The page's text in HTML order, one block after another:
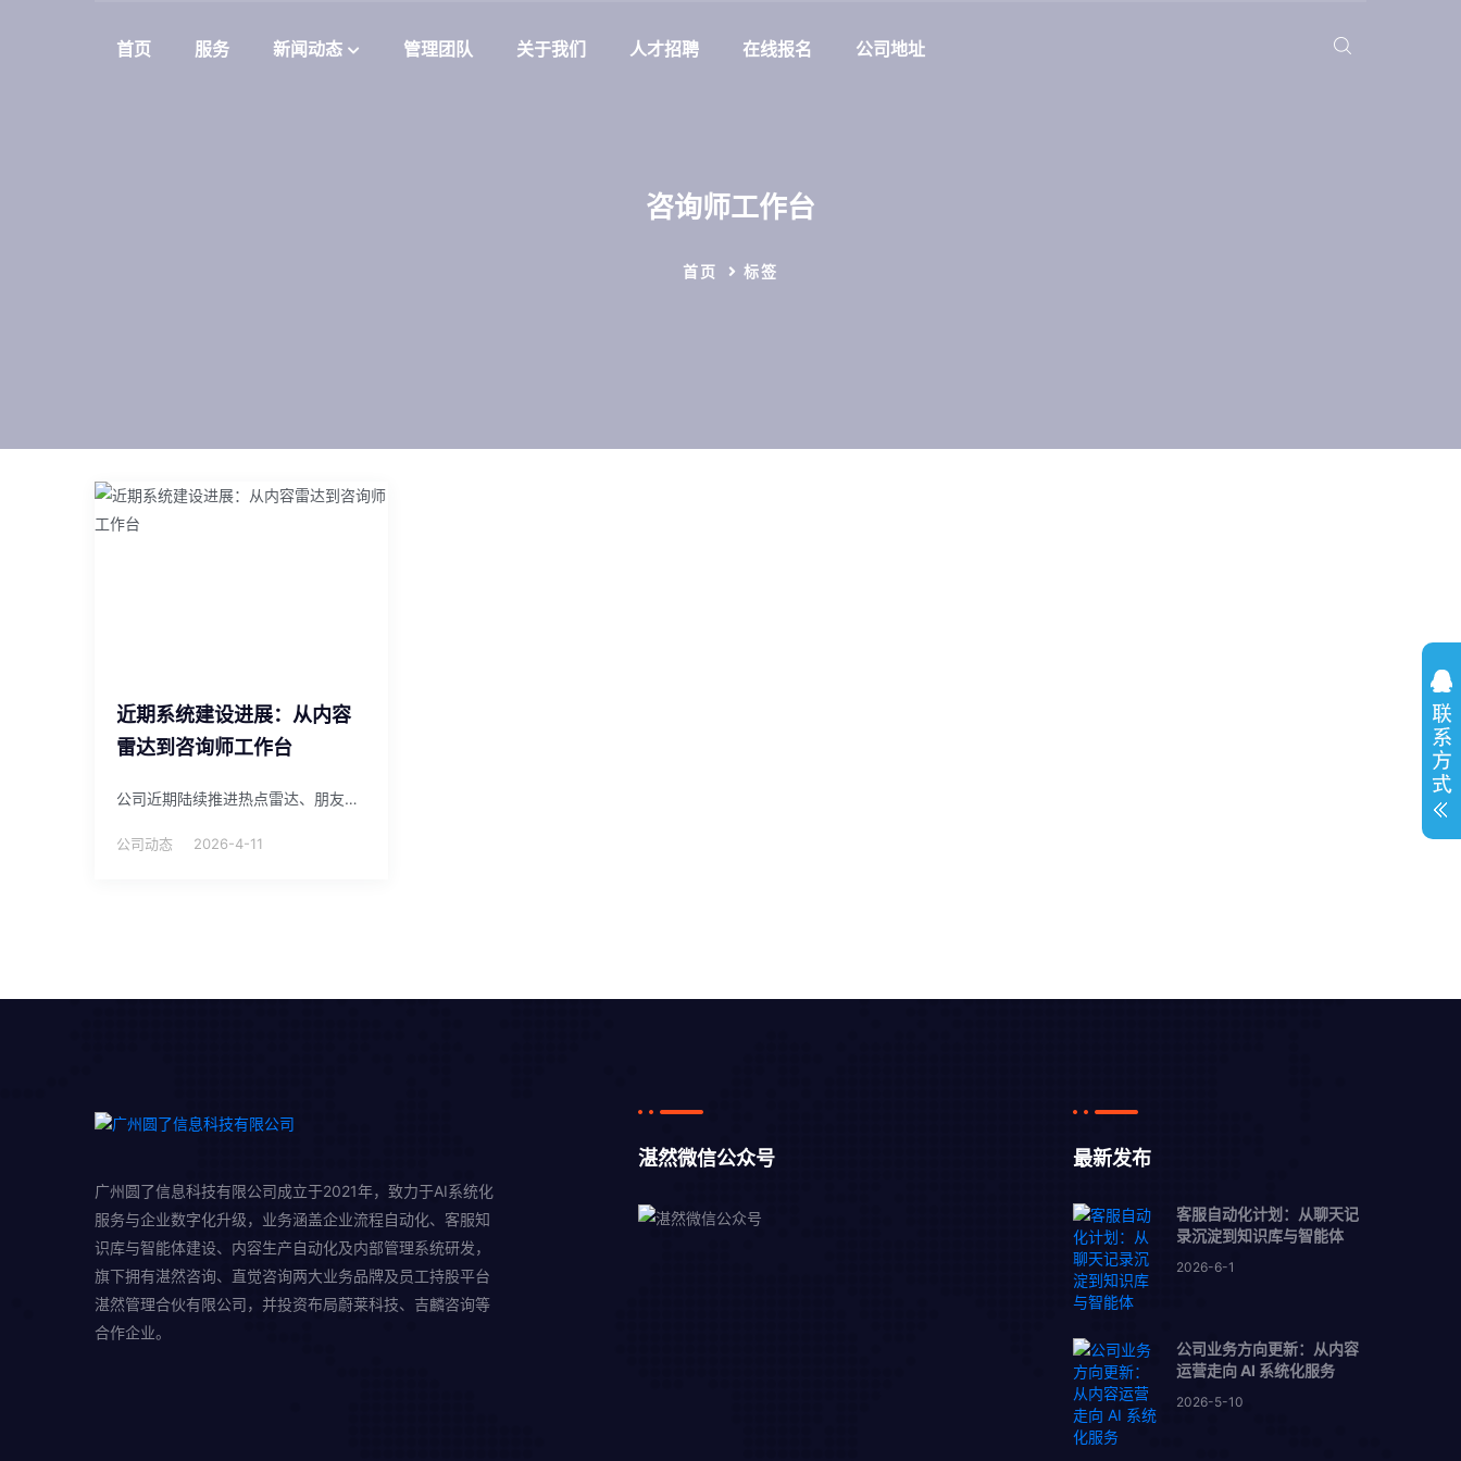
首页 服务 新闻动态 管理团队 关于我们 人才招聘 在线报名 公司地址
咨询师工作台
首页 标签
近期系统建设进展：从内容
雷达到咨询师工作台
公司近期陆续推进热点雷达、朋友圈助手、API 中转站、咨询师工作台、积分商城等系统建设，逐步形成内部 AI 工具矩阵。
公司动态 2026-4-11
广州圆了信息科技有限公司成立于2021年，致力于AI系统化
服务与企业数字化升级，业务涵盖企业流程自动化、客服知
识库与智能体建设、内容生产自动化及内部管理系统研发，
旗下拥有湛然咨询、直觉咨询两大业务品牌及员工持股平台
湛然管理合伙有限公司，并投资布局蔚莱科技、吉麟咨询等
合作企业。
湛然微信公众号 最新发布
客服自动化计划：从聊天记
录沉淀到知识库与智能体
2026-6-1
公司业务方向更新：从内容
运营走向 AI 系统化服务
2026-5-10